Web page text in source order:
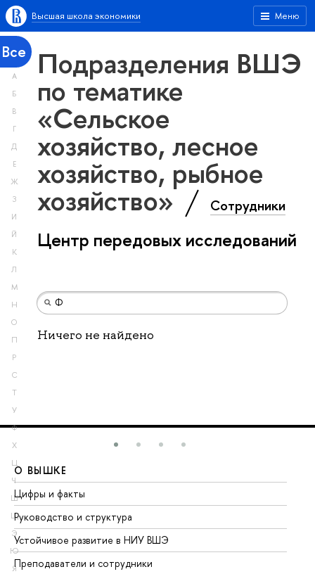
Меню
Высшая школа экономики
Все
А
Б
В
Г
Д
Е
Ж
З
И
Й
К
Л
М
Н
О
П
Р
С
Т
У
Ф
Х
Ц
Ч
Ш
Щ
Э
Ю
Я
Подразделения ВШЭ
по тематике
«Сельское
хозяйство, лесное
хозяйство, рыбное
хозяйство» Сотрудники
Центр передовых исследований
Ничего не найдено
О ВЫШКЕ
Цифры и факты
Руководство и структура
Устойчивое развитие в НИУ ВШЭ
Преподаватели и сотрудники